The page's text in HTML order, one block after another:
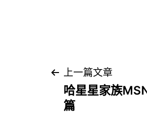
文
章
上一篇文章
哈星星家族
篇